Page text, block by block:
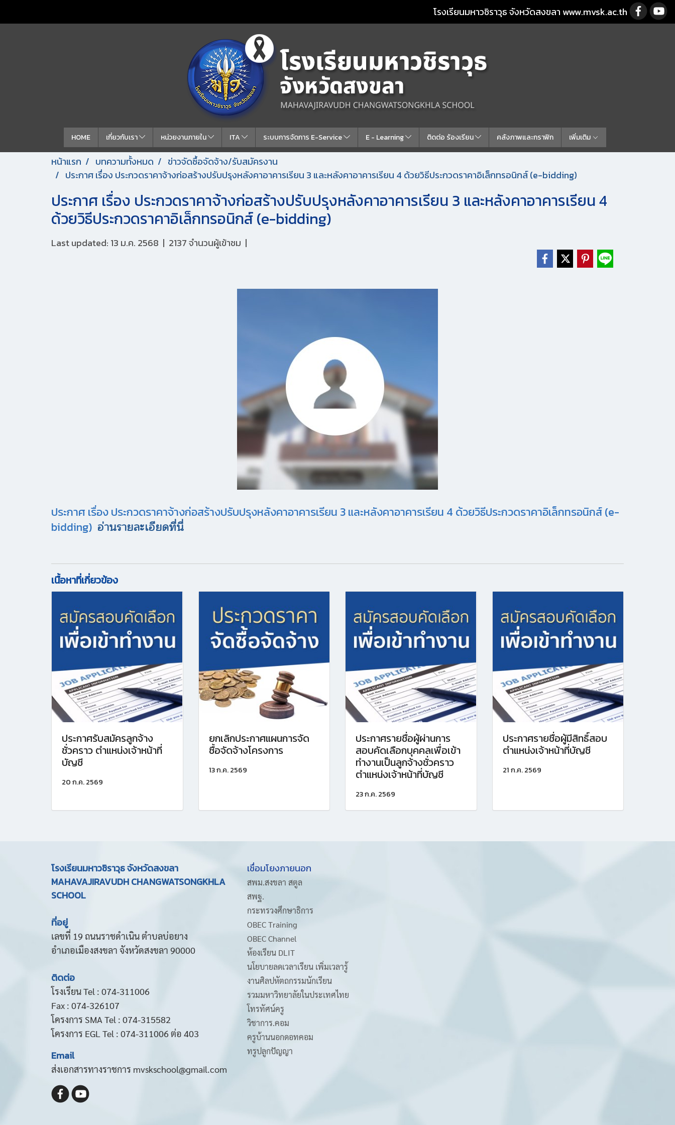
โรงเรียนมหาวชิราวุธ จังหวัดสงขลา www.mvsk.ac.th
HOME เกี่ยวกับเรา หน่วยงานภายใน ITA ระบบการจัดการ E-Service E - Learning ติดต่อ ร้องเรียน คลังภาพและกราฟิก เพิ่มเติม
หน้าแรก บทความทั้งหมด
ข่าวจัดซื้อจัดจ้าง/รับสมัครงาน
ประกาศ เรื่อง ประกวดราคาจ้างก่อสร้างปรับปรุงหลังคาอาคารเรียน 3 และหลังคาอาคารเรียน 4 ด้วยวิธีประกวดราคาอิเล็กทรอนิกส์ (e-bidding)
ประกาศ เรื่อง ประกวดราคาจ้างก่อสร้างปรับปรุงหลังคาอาคารเรียน 3 และหลังคาอาคารเรียน 4
ด้วยวิธีประกวดราคาอิเล็กทรอนิกส์ (e-bidding)
Last updated: 13 ม.ค. 2568 | 2137 จำนวนผู้เข้าชม |
ประกาศ เรื่อง ประกวดราคาจ้างก่อสร้างปรับปรุงหลังคาอาคารเรียน 3 และหลังคาอาคารเรียน 4 ด้วยวิธีประกวดราคาอิเล็กทรอนิกส์ (e-
bidding) อ่านรายละเอียดที่นี่
เนื้อหาที่เกี่ยวข้อง
ประกาศรับสมัครลูกจ้าง
ชั่วคราว ตำแหน่งเจ้าหน้าที่
บัญชี
20 ก.ค. 2569
ยกเลิกประกาศแผนการจัด
ซื้อจัดจ้างโครงการ
13 ก.ค. 2569
ประกาศรายชื่อผู้ผ่านการ
สอบคัดเลือกบุคคลเพื่อเข้า
ทำงานเป็นลูกจ้างชั่วคราว
ตำแหน่งเจ้าหน้าที่บัญชี
23 ก.ค. 2569
ประกาศรายชื่อผู้มีสิทธิ์สอบ
ตำแหน่งเจ้าหน้าที่บัญชี
21 ก.ค. 2569
โรงเรียนมหาวชิราวุธ จังหวัดสงขลา
MAHAVAJIRAVUDH CHANGWATSONGKHLA
SCHOOL
ที่อยู่
เลขที่ 19 ถนนราชดำเนิน ตำบลบ่อยาง
อำเภอเมืองสงขลา จังหวัดสงขลา 90000
ติดต่อ
โรงเรียน Tel : 074-311006
Fax : 074-326107
โครงการ SMA Tel : 074-315582
โครงการ EGL Tel : 074-311006 ต่อ 403
Email
ส่งเอกสารทางราชการ mvskschool@gmail.com
เชื่อมโยงภายนอก
สพม.สงขลา สตูล
สพฐ.
กระทรวงศึกษาธิการ
OBEC Training
OBEC Channel
ห้องเรียน DLIT
นโยบายลดเวลาเรียน เพิ่มเวลารู้
งานศิลปหัตถกรรมนักเรียน
รวมมหาวิทยาลัยในประเทศไทย
โทรทัศน์ครู
วิชาการ.คอม
ครูบ้านนอกดอทคอม
ทรูปลูกปัญญา